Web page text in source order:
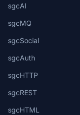
sgcAI
sgcMQ
sgcSocial
sgcAuth
sgcHTTP
sgcREST
sgcHTML